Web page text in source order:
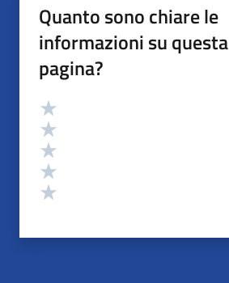
Quanto sono chiare le
informazioni su questa
pagina?
Valutazione